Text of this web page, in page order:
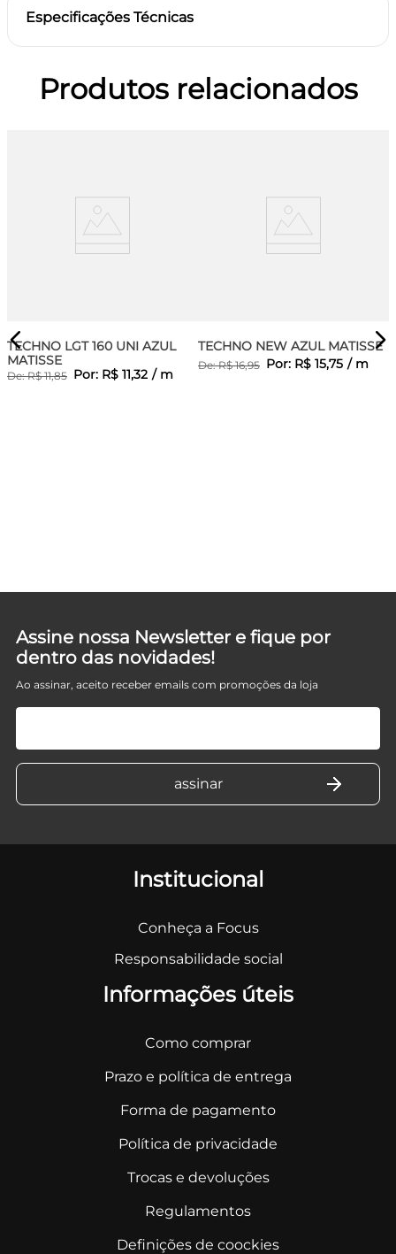
Especificações Técnicas
Produtos relacionados
TECHNO LGT 160 UNI AZUL
MATISSE
De:R$ 11,85 Por: R$ 11,32 / m
TECHNO NEW AZUL MATISSE
De:R$ 16,95 Por: R$ 15,75 / m
Assine nossa Newsletter e fique por
dentro das novidades!
Ao assinar, aceito receber emails com promoções da loja
Institucional
Conheça a Focus
Responsabilidade social
Informações úteis
Como comprar
Prazo e política de entrega
Forma de pagamento
Política de privacidade
Trocas e devoluções
Regulamentos
Definições de coockies